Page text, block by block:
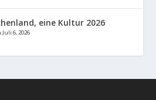
eine Kultur 2026
6, 2026